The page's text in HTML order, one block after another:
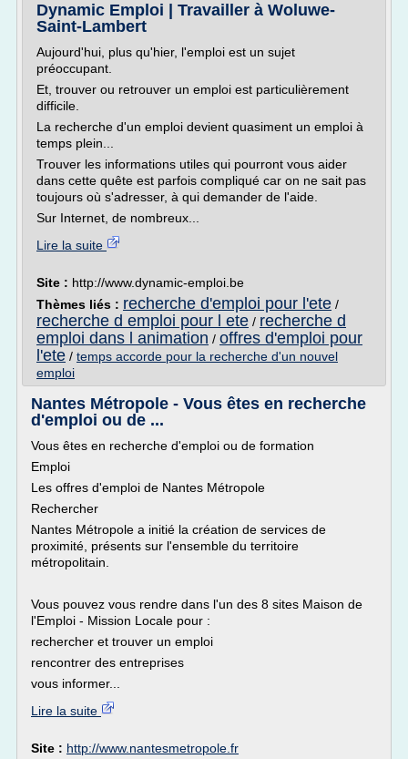
Dynamic Emploi | Travailler à Woluwe-
Saint-Lambert
Aujourd'hui, plus qu'hier, l'emploi est un sujet
préoccupant.
Et, trouver ou retrouver un emploi est particulièrement
difficile.
La recherche d'un emploi devient quasiment un emploi à
temps plein...
Trouver les informations utiles qui pourront vous aider
dans cette quête est parfois compliqué car on ne sait pas
toujours où s'adresser, à qui demander de l'aide.
Sur Internet, de nombreux...
Lire la suite
Site : http://www.dynamic-emploi.be
Thèmes liés : recherche d'emploi pour l'ete /
recherche d emploi pour l ete / recherche d
emploi dans l animation / offres d'emploi pour
l'ete / temps accorde pour la recherche d'un nouvel
emploi
Nantes Métropole - Vous êtes en recherche
d'emploi ou de ...
Vous êtes en recherche d'emploi ou de formation
Emploi
Les offres d'emploi de Nantes Métropole
Rechercher
Nantes Métropole a initié la création de services de
proximité, présents sur l'ensemble du territoire
métropolitain.
Vous pouvez vous rendre dans l'un des 8 sites Maison de
l'Emploi - Mission Locale pour :
rechercher et trouver un emploi
rencontrer des entreprises
vous informer...
Lire la suite
Site : http://www.nantesmetropole.fr